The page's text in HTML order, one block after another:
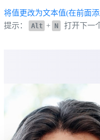
将值更改为文本值(在前面
提示：
Alt + N 打开下一